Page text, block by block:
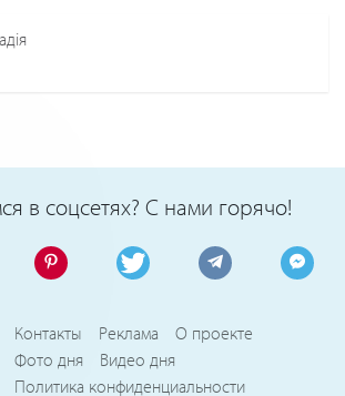
в соцсетях? С нами горячо!
Контакты Реклама
О проекте
Фото дня
Видео дня
Политика конфиденциальности